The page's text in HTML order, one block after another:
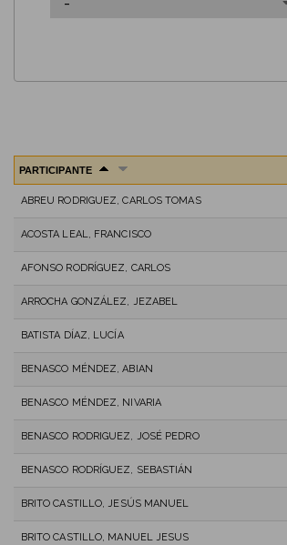
PARTICIPANTE
ABREU RODRIGUEZ, CARLOS TOMAS
ACOSTA LEAL, FRANCISCO
AFONSO RODRÍGUEZ, CARLOS
ARROCHA GONZÁLEZ, JEZABEL
BATISTA DÍAZ, LUCÍA
BENASCO MÉNDEZ, ABIAN
BENASCO MÉNDEZ, NIVARIA
BENASCO RODRIGUEZ, JOSÉ PEDRO
BENASCO RODRÍGUEZ, SEBASTIÁN
BRITO CASTILLO, JESÚS MANUEL
BRITO CASTILLO, MANUEL JESUS